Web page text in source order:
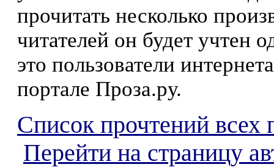
прочитать несколько
читателей он будет учтен
это пользователи
портале Проза.ру.
Список прочтений всех
Перейти на страницу